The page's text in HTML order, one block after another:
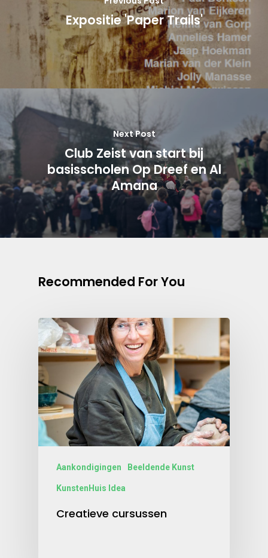
Expositie 'Paper Trails'
Next Post
Club Zeist van start bij
basisscholen Op Dreef en Al
Amana
Recommended For You
Aankondigingen Beeldende Kunst
KunstenHuis Idea
Creatieve cursussen